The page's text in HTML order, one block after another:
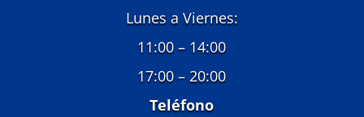
Lunes a Viernes:
11:00 – 14:00
17:00 – 20:00
Teléfono